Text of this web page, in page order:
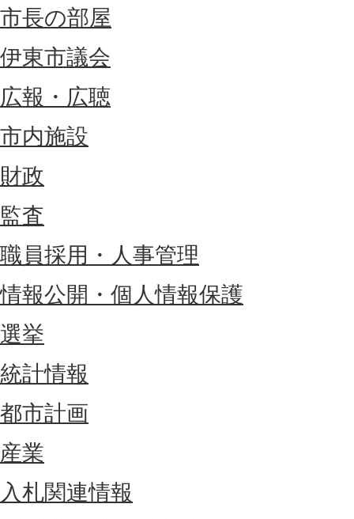
市長の部屋
伊東市議会
広報・広聴
市内施設
財政
監査
職員採用・人事管理
情報公開・個人情報保護
選挙
統計情報
都市計画
産業
入札関連情報